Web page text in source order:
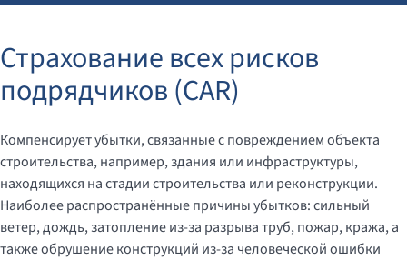
Страхование всех рисков
подрядчиков (CAR)
Компенсирует убытки, связанные с повреждением объекта
строительства, например, здания или инфраструктуры,
находящихся на стадии строительства или реконструкции.
Наиболее распространённые причины убытков: сильный
ветер, дождь, затопление из-за разрыва труб, пожар, кража, а
также обрушение конструкций из-за человеческой ошибки